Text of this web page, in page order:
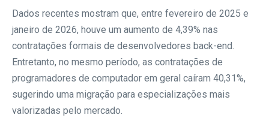
Dados recentes mostram que, entre fevereiro de 2025 e
janeiro de 2026, houve um aumento de 4,39% nas
contratações formais de desenvolvedores back-end.
Entretanto, no mesmo período, as contratações de
programadores de computador em geral caíram 40,31%,
sugerindo uma migração para especializações mais
valorizadas pelo mercado.